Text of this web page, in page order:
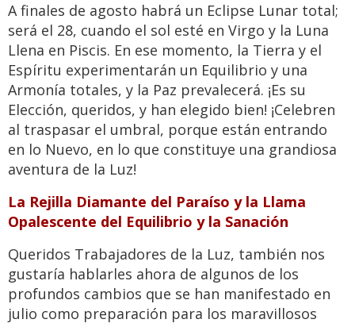
A finales de agosto habrá un Eclipse Lunar total;
será el 28, cuando el sol esté en Virgo y la Luna
Llena en Piscis. En ese momento, la Tierra y el
Espíritu experimentarán un Equilibrio y una
Armonía totales, y la Paz prevalecerá. ¡Es su
Elección, queridos, y han elegido bien! ¡Celebren
al traspasar el umbral, porque están entrando
en lo Nuevo, en lo que constituye una grandiosa
aventura de la Luz!
La Rejilla Diamante del Paraíso y la Llama
Opalescente del Equilibrio y la Sanación
Queridos Trabajadores de la Luz, también nos
gustaría hablarles ahora de algunos de los
profundos cambios que se han manifestado en
julio como preparación para los maravillosos